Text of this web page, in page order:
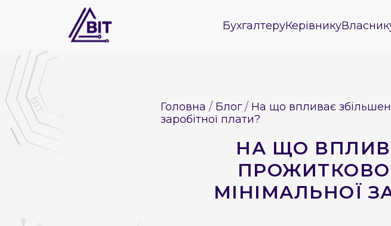
БухгалтеруКерівнику
Головна Блог
На що впливає
заробітної плати?
НА ЩО
МІНІМАЛЬНОЇ